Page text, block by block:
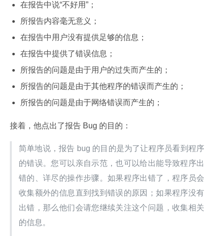
在报告中说“不好用”；
所报告内容毫无意义；
在报告中用户没有提供足够的信息；
在报告中提供了错误信息；
所报告的问题是由于用户的过失而产生的；
所报告的问题是由于其他程序的错误而产生的；
所报告的问题是由于网络错误而产生的；
接着，他点出了报告 Bug 的目的：
简单地说，报告 bug 的目的是为了让程序员看到程序
的错误。您可以亲自示范，也可以给出能导致程序出
错的、详尽的操作步骤。如果程序出错了，程序员会
收集额外的信息直到找到错误的原因；如果程序没有
出错，那么他们会请您继续关注这个问题，收集相关
的信息。